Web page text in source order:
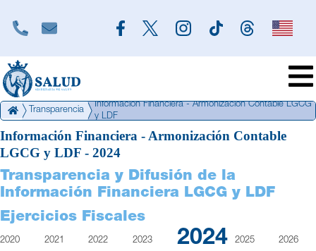
CONÓCENOS
PROGRAMAS
TRÁMITES Y SERVICIOS
TRANSPARENCIA
Transparencia
Información Financiera - Armonización Contable LGCG
y LDF
Información Financiera - Armonización Contable
LGCG y LDF - 2024
Transparencia y Difusión de la
Información Financiera LGCG y LDF
Ejercicios Fiscales
2020 2021 2022 2023 2024 2025 2026